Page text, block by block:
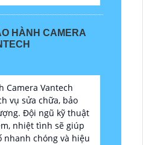
HÀNH CAMERA
Camera Vantech
vụ sửa chữa, bảo
Đội ngũ kỹ thuật
nhiệt tình sẽ giúp
nhanh chóng và hiệu